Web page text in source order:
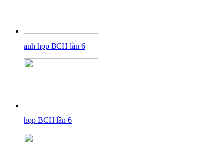
ảnh họp BCH lần 6
họp BCH lần 6